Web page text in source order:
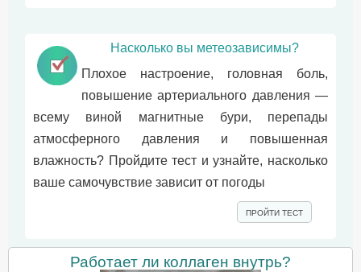
Насколько вы метеозависимы?
Плохое настроение, головная боль,
повышение артериального давления —
всему виной магнитные бури, перепады
атмосферного давления и повышенная
влажность? Пройдите тест и узнайте, насколько
ваше самочувствие зависит от погоды
ПРОЙТИ ТЕСТ
Работает ли коллаген внутрь?